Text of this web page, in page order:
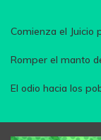
Comienza el Juicio
Romper el manto
El odio hacia los